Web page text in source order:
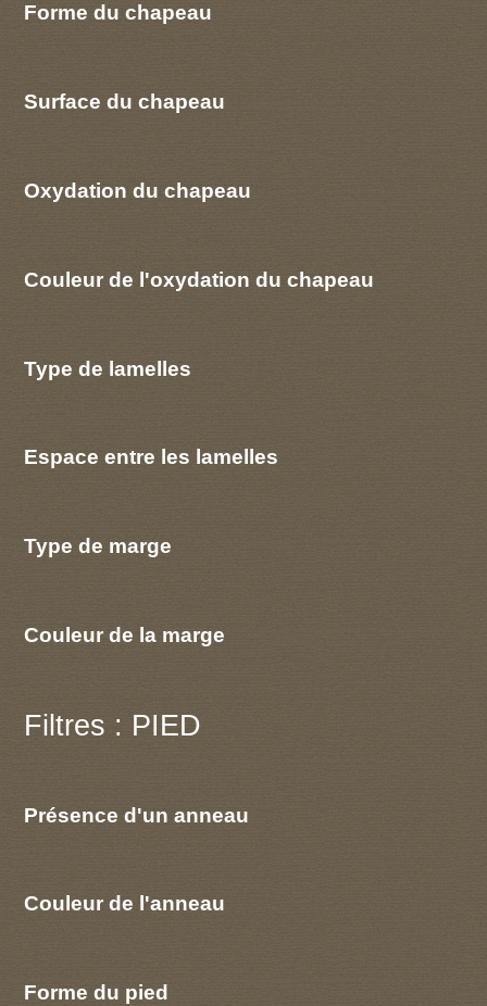
Forme du chapeau
Surface du chapeau
Oxydation du chapeau
Couleur de l'oxydation du chapeau
Type de lamelles
Espace entre les lamelles
Type de marge
Couleur de la marge
Filtres : PIED
Présence d'un anneau
Couleur de l'anneau
Forme du pied